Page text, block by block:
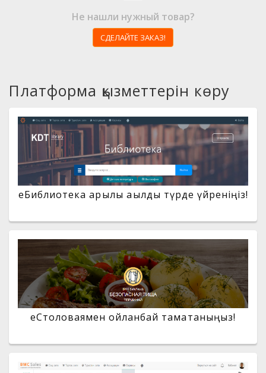
Не нашли нужный товар?
СДЕЛАЙТЕ ЗАКАЗ!
Платформа қызметтерін көру
eБиблиотека арқылы ақылды түрде үйреніңіз!
еСтоловаямен ойланбай тамақтаныңыз!